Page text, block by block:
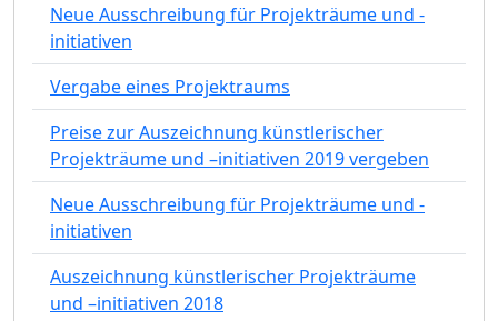
Neue Ausschreibung für Projekträume und -
initiativen
Vergabe eines Projektraums
Preise zur Auszeichnung künstlerischer
Projekträume und –initiativen 2019 vergeben
Neue Ausschreibung für Projekträume und -
initiativen
Auszeichnung künstlerischer Projekträume
und –initiativen 2018